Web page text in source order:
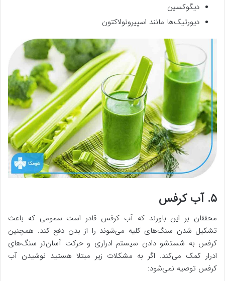
دیگوکسین
دیورتیک‌ها مانند اسپیرونولاکتون
۵. آب کرفس
محققان بر این باورند که آب کرفس قادر است سمومی که باعث
تشکیل شدن سنگ‌های کلیه می‌شوند را از بدن دفع کند. همچنین
کرفس به شستشو دادن سیستم ادراری و حرکت آسان‌تر سنگ‌های
ادرار کمک می‌کند. اگر به مشکلات زیر مبتلا هستید نوشیدن آب
کرفس توصیه نمی‌شود: